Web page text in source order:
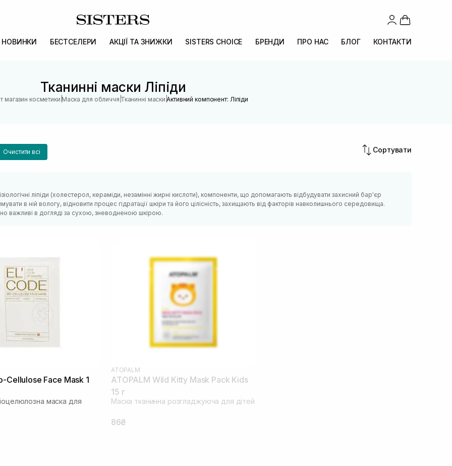
НОВИНКИ БЕСТСЕЛЕРИ АКЦІЇ ТА ЗНИЖКИ SISTERS CHOICE БРЕНДИ ПРО НАС БЛОГ КОНТАКТИ
Тканинні маски Ліпіди
магазин косметики |Маска для обличчя |Тканинні маски |Активний компонент: Ліпіди
Очистити всі Сортувати
ліпіди (холестерол, кераміди, незамінні жирні кислоти), компоненти, що допомагають відбудувати захисний бар'єр
в ній вологу, відновити процес гідратації шкіри та його цілісність, захищають від факторів навколишнього середовища.
важливі в догляді за сухою, зневодненою шкірою.
Cellulose Face Mask 1
маска для
ATOPALM
ATOPALM Wild Kitty Mask Pack Kids
15 г
Маска тканинна розгладжуюча для дітей
86₴